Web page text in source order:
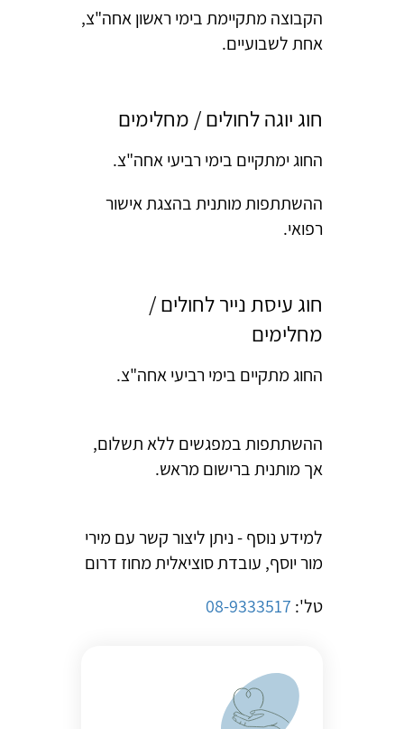
הקבוצה מתקיימת בימי ראשון אחה"צ,
אחת לשבועיים.
חוג יוגה לחולים / מחלימים
החוג ימתקיים בימי רביעי אחה"צ.
ההשתתפות מותנית בהצגת אישור
רפואי.
חוג עיסת נייר לחולים /
מחלימים
החוג מתקיים בימי רביעי אחה"צ.
ההשתתפות במפגשים ללא תשלום,
אך מותנית ברישום מראש.
למידע נוסף - ניתן ליצור קשר עם מירי
מור יוסף, עובדת סוציאלית מחוז דרום
טל': 08-9333517